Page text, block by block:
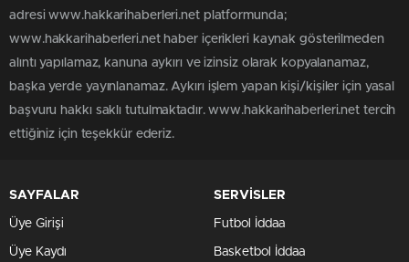
adresi www.hakkarihaberleri.net platformunda;
www.hakkarihaberleri.net haber içerikleri kaynak gösterilmeden
alıntı yapılamaz, kanuna aykırı ve izinsiz olarak kopyalanamaz,
başka yerde yayınlanamaz. Aykırı işlem yapan kişi/kişiler için yasal
başvuru hakkı saklı tutulmaktadır. www.hakkarihaberleri.net tercih
ettiğiniz için teşekkür ederiz.
SAYFALAR
Üye Girişi
Üye Kaydı
SERVİSLER
Futbol İddaa
Basketbol İddaa